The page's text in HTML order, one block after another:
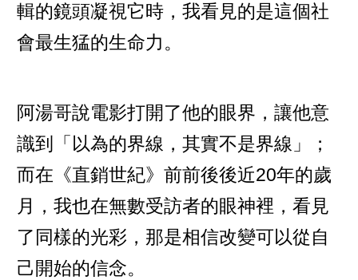
輯的鏡頭凝視它時，我看見的是這個社
會最生猛的生命力。
阿湯哥說電影打開了他的眼界，讓他意
識到「以為的界線，其實不是界線」；
而在《直銷世紀》前前後後近20年的歲
月，我也在無數受訪者的眼神裡，看見
了同樣的光彩，那是相信改變可以從自
己開始的信念。